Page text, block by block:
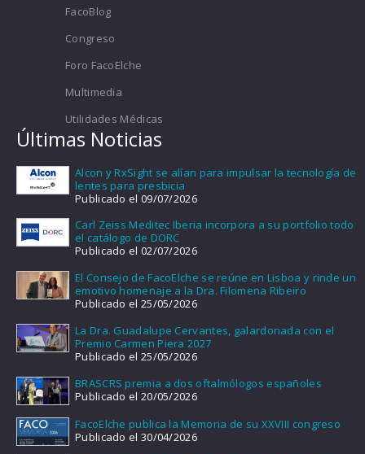
FacoBlog
Congreso
Foro FacoElche
Multimedia
Utilidades Médicas
Últimas Noticias
Alcon y RxSight se alían para impulsar la tecnología de
lentes para presbicia
Publicado el 09/07/2026
Carl Zeiss Meditec Iberia incorpora a su portfolio todo
el catálogo de DORC
Publicado el 02/07/2026
El Consejo de FacoElche se reúne en Lisboa y rinde un
emotivo homenaje a la Dra. Filomena Ribeiro
Publicado el 25/05/2026
La Dra. Guadalupe Cervantes, galardonada con el
Premio Carmen Piera 2027
Publicado el 25/05/2026
BRASCRS premia a dos oftalmólogos españoles
Publicado el 20/05/2026
FacoElche publica la Memoria de su XXVIII congreso
Publicado el 30/04/2026